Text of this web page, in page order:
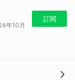
年10月
訂閱